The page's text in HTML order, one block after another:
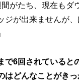
間がたち、現在もダ
ジが出来ませんが
6回されていると
はどんなことがき